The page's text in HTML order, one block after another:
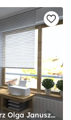
gabinet - zdjęcie od Projektowanie wnętrz Olga Januszkiewicz